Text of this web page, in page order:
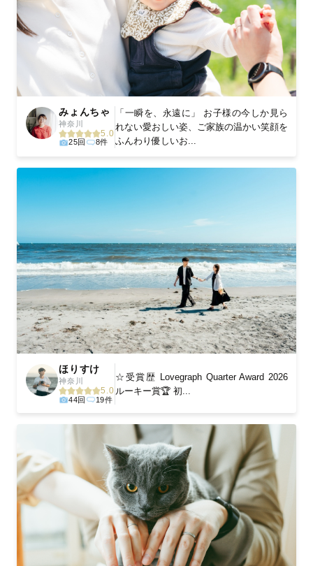
みょんちゃ
神奈川
5.0
25回 8件
「一瞬を、永遠に」 お子様の今しか見ら
れない愛おしい姿、ご家族の温かい笑顔を
ふんわり優しいお...
ほりすけ
神奈川
5.0
44回 19件
☆受賞歴 Lovegraph Quarter Award 2026
ルーキー賞🏆 初...